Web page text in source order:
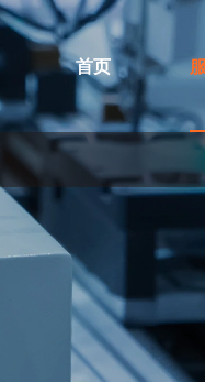
首页
）
开盖检测
开盖
超声
功能
内部
过了检验检测机构资质认定
ISO 9001质量管理体系、ISO
管理体系及ISO 45001职业健康
系等认证，并拥有多项专利。
深圳市兔拉检测科